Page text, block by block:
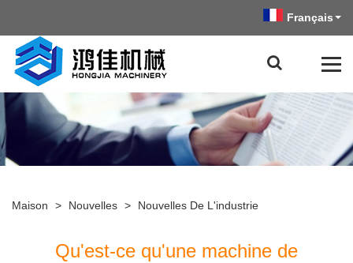
Français
Maison > Nouvelles > Nouvelles De L'industrie
Qu'est-ce qu'une machine de